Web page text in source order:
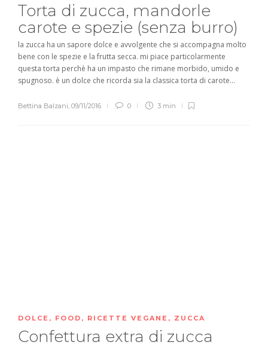
Torta di zucca, mandorle
carote e spezie (senza burro)
la zucca ha un sapore dolce e avvolgente che si accompagna molto
bene con le spezie e la frutta secca. mi piace particolarmente
questa torta perchè ha un impasto che rimane morbido, umido e
spugnoso. è un dolce che ricorda sia la classica torta di carote...
Bettina Balzani 09/11/2016 0 3 min
DOLCE , FOOD , RICETTE VEGANE , ZUCCA
Confettura extra di zucca